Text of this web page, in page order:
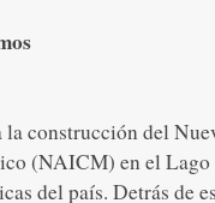
construcción del
(NAICM) en el Lago
del país. Detrás de